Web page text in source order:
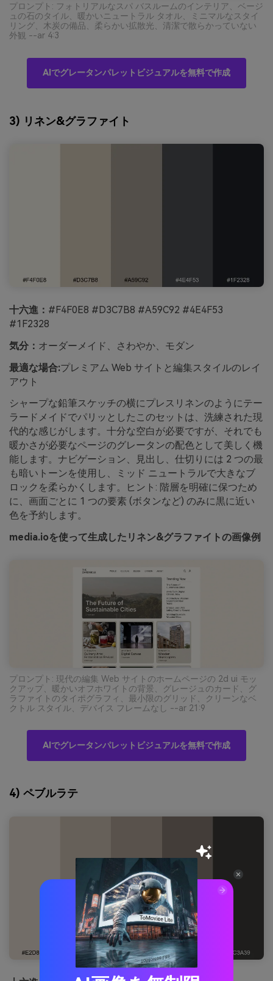
プロンプト: フォトリアルなスパ バスルームのインテリア、ベージ
ュの石のタイル、暖かいニュートラル タオル、ミニマルなスタイ
リング、木炭の備品、柔らかい拡散光、清潔で散らかっていない
外観 --ar 4:3
AIでグレータンパレットビジュアルを無料で作成
3) リネン&グラファイト
十六進： #F4F0E8 #D3C7B8 #A59C92 #4E4F53
#1F2328
気分： オーダーメイド、さわやか、モダン
最適な場合:プレミアム Web サイトと編集スタイルのレイ
アウト
シャープな鉛筆スケッチの横にプレスリネンのようにテー
ラードメイドでパリッとしたこのセットは、洗練された現
代的な感じがします。十分な空白が必要ですが、それでも
暖かさが必要なページのグレータンの配色として美しく機
能します。ナビゲーション、見出し、仕切りには 2 つの最
も暗いトーンを使用し、ミッド ニュートラルで大きなブ
ロックを柔らかくします。ヒント: 階層を明確に保つため
に、画面ごとに 1 つの要素 (ボタンなど) のみに黒に近い
色を予約します。
media.ioを使って生成したリネン&グラファイトの画像例
プロンプト: 現代の編集 Web サイトのホームページの 2d ui モッ
クアップ、暖かいオフホワイトの背景、グレージュのカード、グ
ラファイトのタイポグラフィ、最小限のグリッド、クリーンなベ
クトル スタイル、デバイス フレームなし --ar 21:9
AIでグレータンパレットビジュアルを無料で作成
4) ペブルラテ